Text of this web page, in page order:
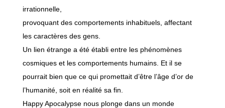
irrationnelle,
provoquant des comportements inhabituels, affectant
les caractères des gens.
Un lien étrange a été établi entre les phénomènes
cosmiques et les comportements humains. Et il se
pourrait bien que ce qui promettait d’être l’âge d’or de
l’humanité, soit en réalité sa fin.
Happy Apocalypse nous plonge dans un monde